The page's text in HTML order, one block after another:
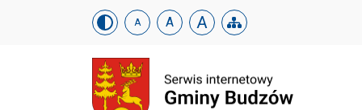
Urząd Gminy w Budzowie
Skip menu A A A